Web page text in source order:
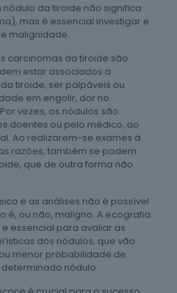
da tiroide não significa
mas é essencial investigar e
malignidade.
carcinomas da tiroide são
estar associados a
tiroide, ser palpáveis ou
em engolir, dor no
vezes, os nódulos são
doentes ou pelo médico, ao
Ao realizarem-se exames à
razões, também se podem
que de outra forma não
e as análises não é possível
é, ou não, maligno. A ecografia
essencial para avaliar as
dos nódulos, que vão
menor probabilidade de
nódulo.